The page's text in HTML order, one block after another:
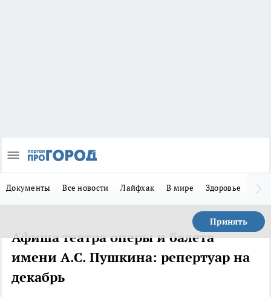
Документы Все новости Лайфхак В мире Здоровье
Принять
Афиша театра оперы и балета
имени А.С. Пушкина: репертуар на
декабрь